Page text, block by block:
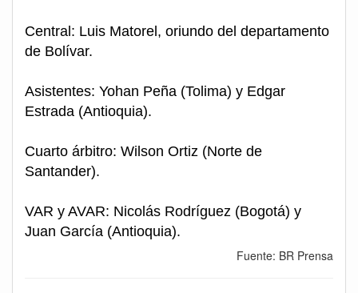
Central: Luis Matorel, oriundo del departamento
de Bolívar.
Asistentes: Yohan Peña (Tolima) y Edgar
Estrada (Antioquia).
Cuarto árbitro: Wilson Ortiz (Norte de
Santander).
VAR y AVAR: Nicolás Rodríguez (Bogotá) y
Juan García (Antioquia).
Fuente: BR Prensa